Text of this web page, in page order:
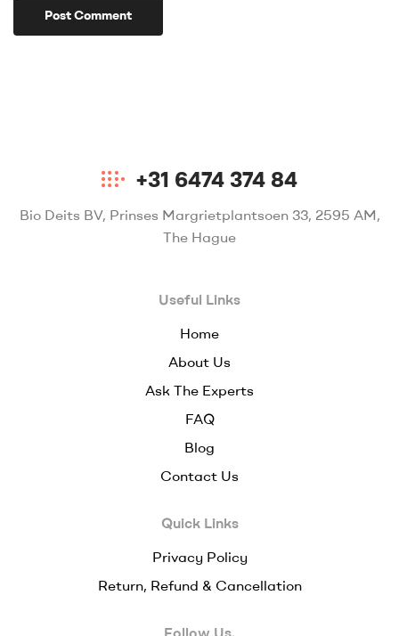
+31 6474 374 84
Bio Deits BV, Prinses Margrietplantsoen 33, 2595 AM,
The Hague
Useful Links
Home
About Us
Ask The Experts
FAQ
Blog
Contact Us
Quick Links
Privacy Policy
Return, Refund & Cancellation